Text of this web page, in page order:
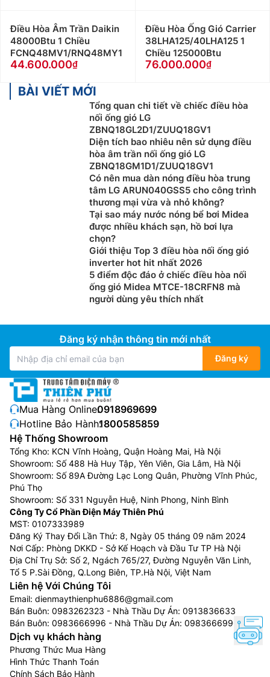
Điều Hòa Âm Trần Daikin
48000Btu 1 Chiều
FCNQ48MV1/RNQ48MY1
44.600.000
Điều Hòa Ống Gió Carrier
38LHA125/40LHA125 1
Chiều 125000Btu
76.000.000
BÀI VIẾT MỚI
Tổng quan chi tiết về chiếc điều hòa
nối ống gió LG
ZBNQ18GL2D1/ZUUQ18GV1
Diện tích bao nhiêu nên sử dụng điều
hòa âm trần nối ống gió LG
ZBNQ18GM1D1/ZUUQ18GV1
Có nên mua dàn nóng điều hòa trung
tâm LG ARUN040GSS5 cho công trình
thương mại vừa và nhỏ không?
Tại sao máy nước nóng bể bơi Midea
được nhiều khách sạn, hồ bơi lựa
chọn?
Giới thiệu Top 3 điều hòa nối ống gió
inverter hot hit nhất 2026
5 điểm độc đáo ở chiếc điều hòa nối
ống gió Midea MTCE-18CRFN8 mà
người dùng yêu thích nhất
Đăng ký nhận thông tin mới nhất
Đăng ký
Mua Hàng Online:0918969699
Hotline Bảo Hành:1800585859
Hệ Thống Showroom
Tổng Kho: KCN Vĩnh Hoàng, Quận Hoàng Mai, Hà Nội
Showroom: Số 488 Hà Huy Tập, Yên Viên, Gia Lâm, Hà Nội
Showroom: Số 89A Đường Lạc Long Quân, Phường Vĩnh Phúc,
Phú Thọ
Showroom: Số 331 Nguyễn Huệ, Ninh Phong, Ninh Bình
Công Ty Cổ Phần Điện Máy Thiên Phú
MST: 0107333989
Đăng Ký Thay Đổi Lần Thứ: 8, Ngày 05 tháng 09 năm 2024
Nơi Cấp: Phòng DKKD - Sở Kế Hoạch và Đầu Tư TP Hà Nội
Địa Chỉ Trụ Sở: Số 2, Ngách 765/27, Đường Nguyễn Văn Linh,
Tổ 5 P.Sài Đồng, Q.Long Biên, TP.Hà Nội, Việt Nam
Liên hệ Với Chúng Tôi
Email: dienmaythienphu6886@gmail.com
Bán Buôn: 0983262323 - Nhà Thầu Dự Án: 0913836633
Bán Buôn: 0983666996 - Nhà Thầu Dự Án: 0983666996
Dịch vụ khách hàng
Phương Thức Mua Hàng
Hình Thức Thanh Toán
Chính Sách Bảo Hành